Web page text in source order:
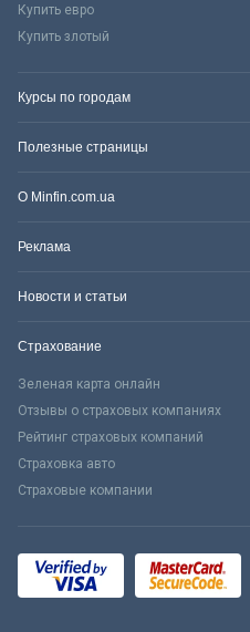
Купить евро
Купить злотый
Курсы по городам
Полезные страницы
О Minfin.com.ua
Реклама
Новости и статьи
Страхование
Зеленая карта онлайн
Отзывы о страховых компаниях
Рейтинг страховых компаний
Страховка авто
Страховые компании